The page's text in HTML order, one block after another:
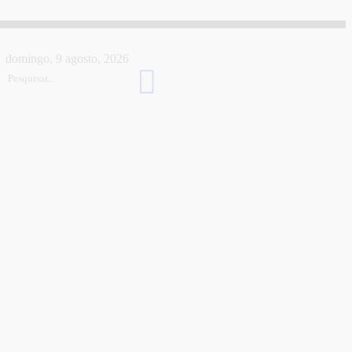
domingo, 9 agosto, 2026